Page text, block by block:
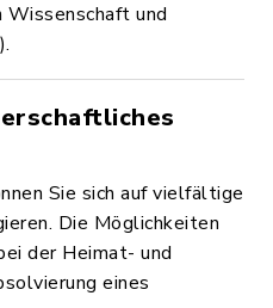
Wissenschaft und
Sie sich auf vielfältige
Die Möglichkeiten
der Heimat- und
eines